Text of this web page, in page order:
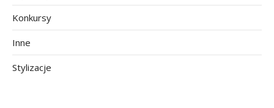
Konkursy
Inne
Stylizacje